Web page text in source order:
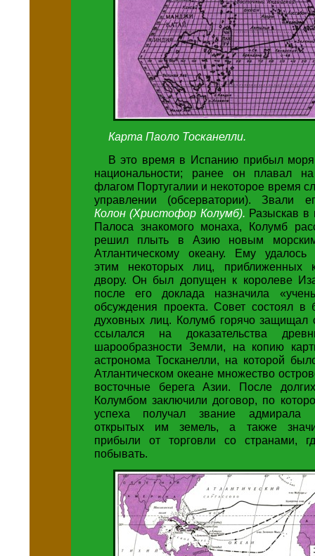
Карта Паоло Тосканелли.
В это время в Испанию прибыл
национальности; ранее он плавал
флагом Португалии и некоторое время
управлении (обсерватории). Звали
Колон (Христофор Колумб). Разыскав в
Палоса знакомого монаха, Колумб
решил плыть в Азию новым
Атлантическому океану. Ему удалось
этим некоторых лиц, приближенных
двору. Он был допущен к королеве
после его доклада назначила
обсуждения проекта. Совет состоял в
духовных лиц. Колумб горячо защищал
ссылался на доказательства
шарообразности Земли, на копию
астронома Тосканелли, на которой
Атлантическом океане множество
восточные берега Азии. После
Колумбом заключили договор, по
успеха получал звание адмирала
открытых им земель, а также
прибыли от торговли со странами,
побывать.